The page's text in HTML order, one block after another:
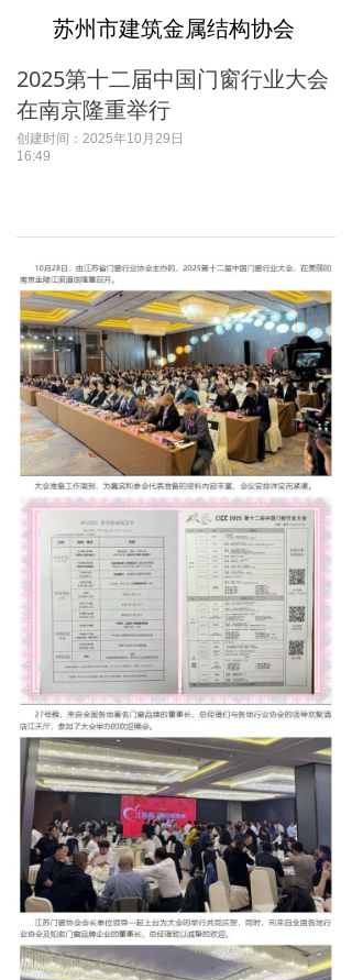
苏州市建筑金属结构协会
2025第十二届中国门窗行业大会
在南京隆重举行
创建时间： 2025年10月29日
16:49